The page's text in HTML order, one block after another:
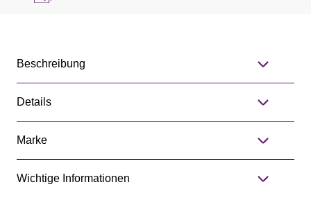
Beschreibung
Details
Marke
Wichtige Informationen